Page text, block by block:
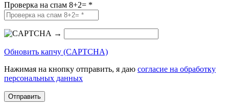
Проверка на спам 8+2= *
→
Обновить капчу (CAPTCHA)
Нажимая на кнопку отправить, я даю согласие на обработку
персональных данных